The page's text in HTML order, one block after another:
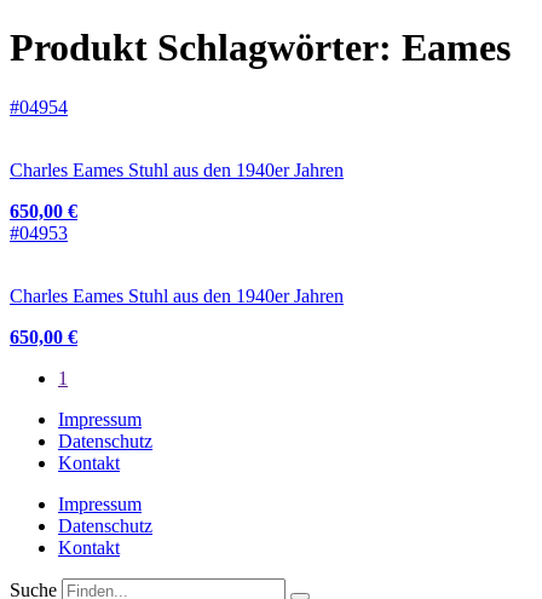
Produkt Schlagwörter: Eames
#04954
Charles Eames Stuhl aus den 1940er Jahren
650,00 €
#04953
Charles Eames Stuhl aus den 1940er Jahren
650,00 €
1
Impressum
Datenschutz
Kontakt
Impressum
Datenschutz
Kontakt
Suche